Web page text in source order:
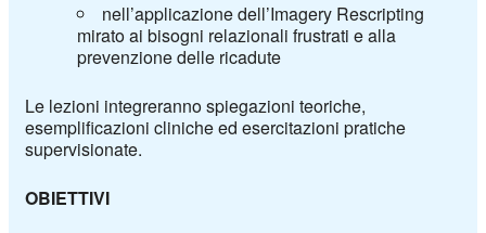
nell’applicazione dell’Imagery Rescripting
mirato ai bisogni relazionali frustrati e alla
prevenzione delle ricadute
Le lezioni integreranno spiegazioni teoriche,
esemplificazioni cliniche ed esercitazioni pratiche
supervisionate.
OBIETTIVI